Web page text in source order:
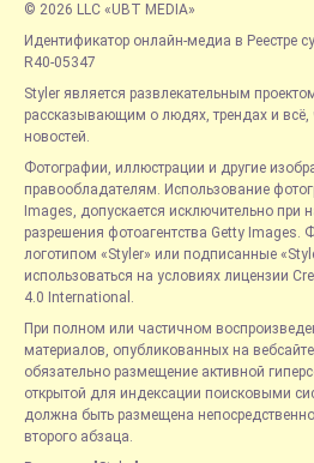
© 2026 LLC «UBT MEDIA»
Идентификатор онлайн-медиа в Реестре
R40-05347
Styler является развлекательным
рассказывающим о людях, трендах и всё,
новостей.
Фотографии, иллюстрации и другие
правообладателям. Использование
Images, допускается исключительно при
разрешения фотоагентства Getty Images.
логотипом «Styler» или подписанные
использоваться на условиях лицензии
4.0 International.
При полном или частичном
материалов, опубликованных на вебсайте
обязательно размещение активной
открытой для индексации поисковыми
должна быть размещена
второго абзаца.